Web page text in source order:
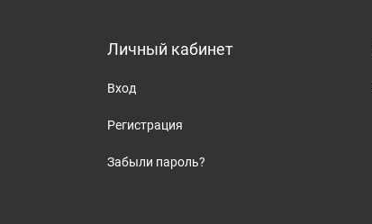
Личный кабинет
Вход
Регистрация
Забыли пароль?